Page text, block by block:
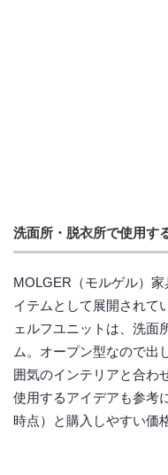
洗面所・脱衣所で使用す
MOLGER（モルゲル）
イテムとして展開されて
ェルフユニットは、洗面
ム。オープン型なので出
囲気のインテリアと合わ
使用するアイデアも参考
時点）と購入しやすい価